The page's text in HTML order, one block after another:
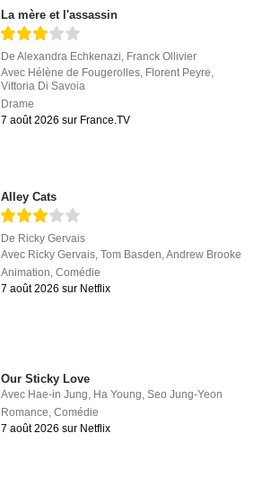
La mère et l'assassin
DeAlexandra Echkenazi Franck Ollivier
Avec Hélène de Fougerolles Florent Peyre
Vittoria Di Savoia
Drame
7 août 2026 sur France.TV
Alley Cats
De Ricky Gervais
Avec Ricky Gervais,Tom Basden,Andrew Brooke
Animation,Comédie
7 août 2026 sur Netflix
Our Sticky Love
Avec Hae-in Jung, Ha Young,Seo Jung-Yeon
Romance,Comédie
7 août 2026 sur Netflix